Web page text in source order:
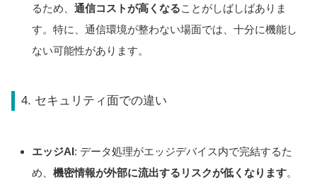
るため、 通信コストが高くなることがしばしばありま
す。特に、通信環境が整わない場面では、十分に機能し
ない可能性があります。
4. セキュリティ面での違い
エッジAI: データ処理がエッジデバイス内で完結するた
め、 機密情報が外部に流出するリスクが低くなります。